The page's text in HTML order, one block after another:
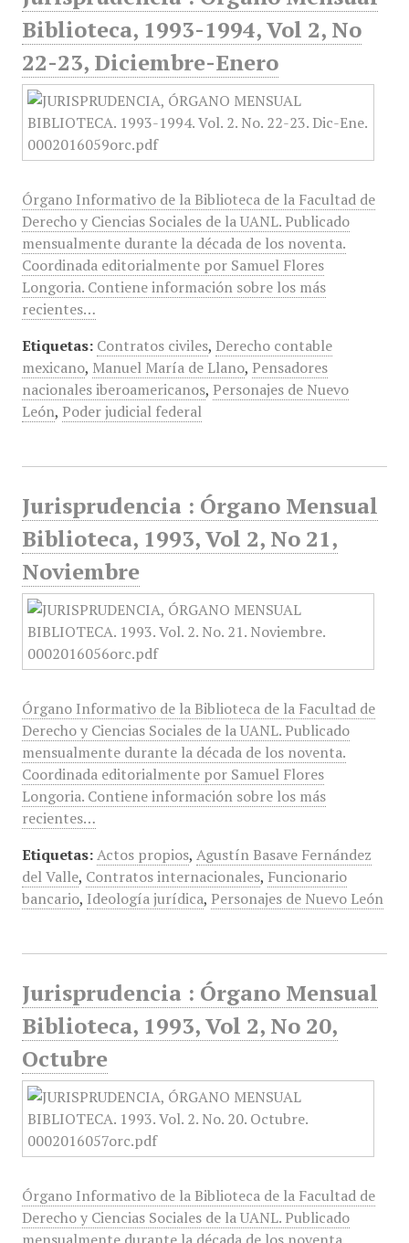
Biblioteca, 1993-1994, Vol 2, No
22-23, Diciembre-Enero
Órgano Informativo de la Biblioteca de la Facultad de
Derecho y Ciencias Sociales de la UANL. Publicado
mensualmente durante la década de los noventa.
Coordinada editorialmente por Samuel Flores
Longoria. Contiene información sobre los más
recientes…
Etiquetas: Contratos civiles, Derecho contable
mexicano, Manuel María de Llano, Pensadores
nacionales iberoamericanos, Personajes de Nuevo
León, Poder judicial federal
Jurisprudencia : Órgano Mensual
Biblioteca, 1993, Vol 2, No 21,
Noviembre
Órgano Informativo de la Biblioteca de la Facultad de
Derecho y Ciencias Sociales de la UANL. Publicado
mensualmente durante la década de los noventa.
Coordinada editorialmente por Samuel Flores
Longoria. Contiene información sobre los más
recientes…
Etiquetas: Actos propios, Agustín Basave Fernández
del Valle, Contratos internacionales, Funcionario
bancario, Ideología jurídica, Personajes de Nuevo León
Jurisprudencia : Órgano Mensual
Biblioteca, 1993, Vol 2, No 20,
Octubre
Órgano Informativo de la Biblioteca de la Facultad de
Derecho y Ciencias Sociales de la UANL. Publicado